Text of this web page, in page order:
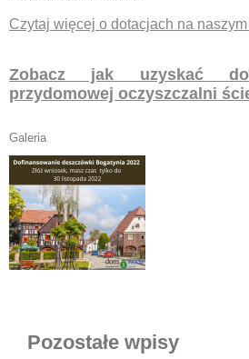
Czytaj więcej o dotacjach na
Zobacz jak uzyskać
przydomowej oczyszczalni
Galeria
Pozostałe wpisy